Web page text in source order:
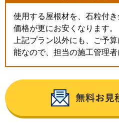
使用する屋根材を、石粒付
価格が更にお安くなります。
上記プラン以外にも、ご予
能なので、担当の施工管理者